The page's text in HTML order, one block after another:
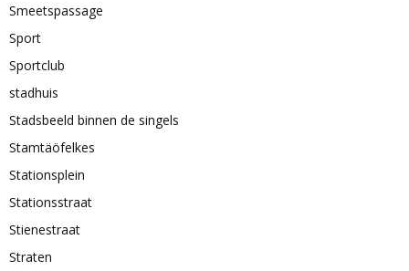
Smeetspassage
Sport
Sportclub
stadhuis
Stadsbeeld binnen de singels
Stamtäöfelkes
Stationsplein
Stationsstraat
Stienestraat
Straten